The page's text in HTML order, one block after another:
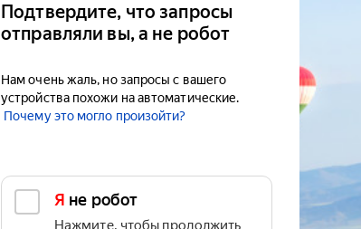
Подтвердите, что запросы
отправляли вы, а не робот
Нам очень жаль, но запросы с вашего
устройства похожи на автоматические.
Почему это могло произойти?
Я не робот
Нажмите, чтобы продолжить